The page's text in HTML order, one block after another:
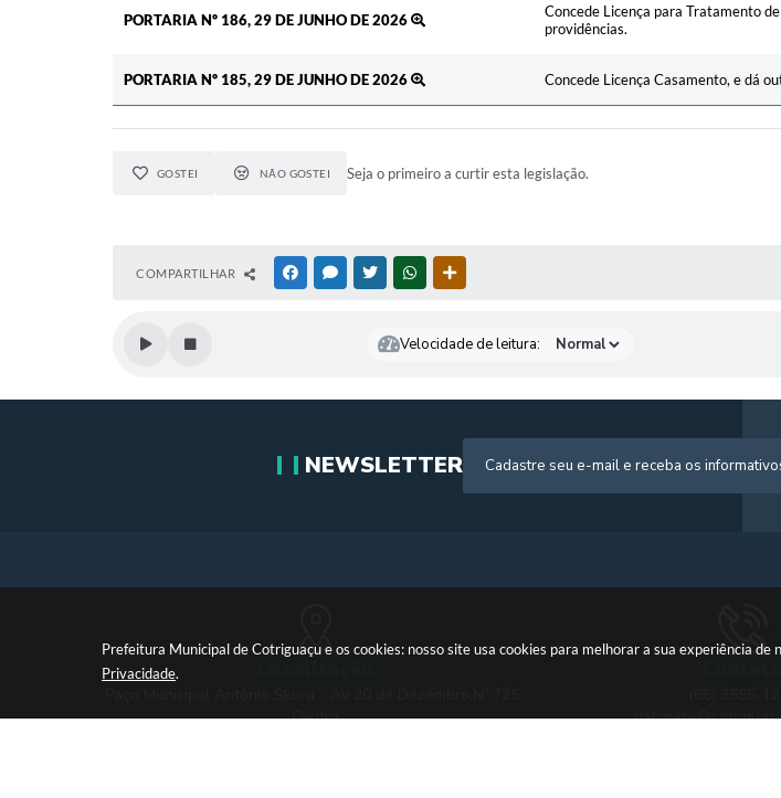
Prefeitura Municipal de Cotriguaçu e os cookies: nosso site usa cookies para melhorar a sua experiência de
Privacidade.
PORTARIA Nº 186, 29 DE JUNHO DE 2026
Concede Licença para Tratamento
providências.
PORTARIA Nº 185, 29 DE JUNHO DE 2026 Concede Licença Casamento, e dá
GOSTEI NÃO GOSTEI Seja o primeiro a curtir esta legislação.
COMPARTILHAR FACEBOOKMESSENGER
TWITTERWHATSAPP
Velocidade de leitura:
NEWSLETTER
Centro